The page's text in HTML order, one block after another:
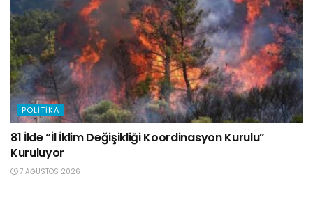
POLITIKA
81 İlde “İl İklim Değişikliği Koordinasyon Kurulu”
Kuruluyor
7 AĞUSTOS 2026